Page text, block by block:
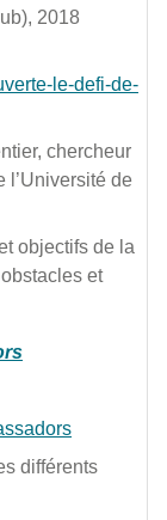
2018
le-defi-de-
chercheur
l’Université de
objectifs de la
et
différents